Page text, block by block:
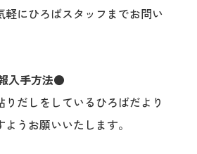
軽にひろばスタッフまでお問い
入手方法●
だしをしているひろばだより
うお願いいたします。